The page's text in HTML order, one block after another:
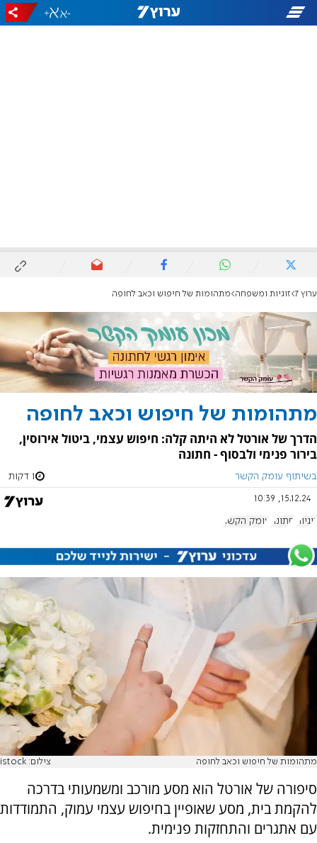
-
+
ערוץ 7 זוגיות ומשפחה מתהומות של חיפוש וכאב לחופה
מתהומות של חיפוש וכאב לחופה
הדרך של אורטל לא היתה קלה: חיפוש עצמי, ביטול אירוסין,
בירור פנימי ולבסוף - חתונה
בשיתוף עומק הקשר 1 דקות
15.12.24, 10:39
זוגיות חתונה עומק הקשר
מתהומות של חיפוש וכאב לחופה צילום: istock
סיפורה של אורטל הוא מסע מורכב ומשמעותי בדרכה
להקמת בית, מסע שאופיין בחיפוש עצמי עמוק, התמודדות
עם אתגרים והתחזקות פנימית.